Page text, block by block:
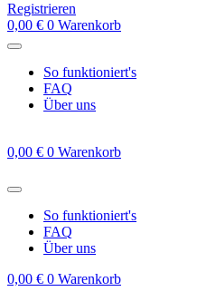
Registrieren
0,00 € 0 Warenkorb
So funktioniert's
FAQ
Über uns
0,00 € 0 Warenkorb
So funktioniert's
FAQ
Über uns
0,00 € 0 Warenkorb